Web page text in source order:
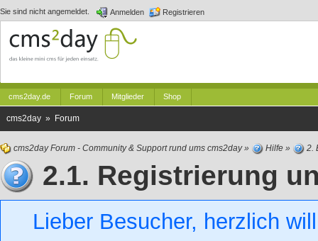
Sie sind nicht angemeldet. Anmelden Registrieren
cms2day.de Forum Mitglieder Shop
cms2day » Forum
cms2day Forum - Community & Support rund ums cms2day» Hilfe » 2.
2.1. Registrierung
Lieber Besucher, herzlich